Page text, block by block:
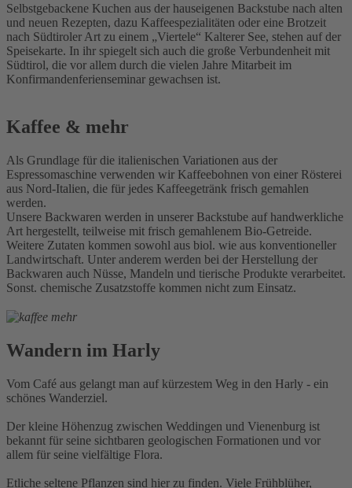
Selbstgebackene Kuchen aus der hauseigenen Backstube nach alten
und neuen Rezepten, dazu Kaffeespezialitäten oder eine Brotzeit
nach Südtiroler Art zu einem „Viertele“ Kalterer See, stehen auf der
Speisekarte. In ihr spiegelt sich auch die große Verbundenheit mit
Südtirol, die vor allem durch die vielen Jahre Mitarbeit im
Konfirmandenferienseminar gewachsen ist.
Kaffee & mehr
Als Grundlage für die italienischen Variationen aus der
Espressomaschine verwenden wir Kaffeebohnen von einer Rösterei
aus Nord-Italien, die für jedes Kaffeegetränk frisch gemahlen
werden.
Unsere Backwaren werden in unserer Backstube auf handwerkliche
Art hergestellt, teilweise mit frisch gemahlenem Bio-Getreide.
Weitere Zutaten kommen sowohl aus biol. wie aus konventioneller
Landwirtschaft. Unter anderem werden bei der Herstellung der
Backwaren auch Nüsse, Mandeln und tierische Produkte verarbeitet.
Sonst. chemische Zusatzstoffe kommen nicht zum Einsatz.
Wandern im Harly
Vom Café aus gelangt man auf kürzestem Weg in den Harly - ein
schönes Wanderziel.
Der kleine Höhenzug zwischen Weddingen und Vienenburg ist
bekannt für seine sichtbaren geologischen Formationen und vor
allem für seine vielfältige Flora.
Etliche seltene Pflanzen sind hier zu finden. Viele Frühblüher,